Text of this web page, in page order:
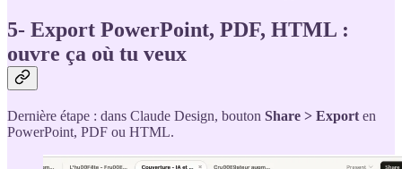
5- Export PowerPoint, PDF, HTML :
ouvre ça où tu veux
Dernière étape : dans Claude Design, bouton Share > Export en
PowerPoint, PDF ou HTML.